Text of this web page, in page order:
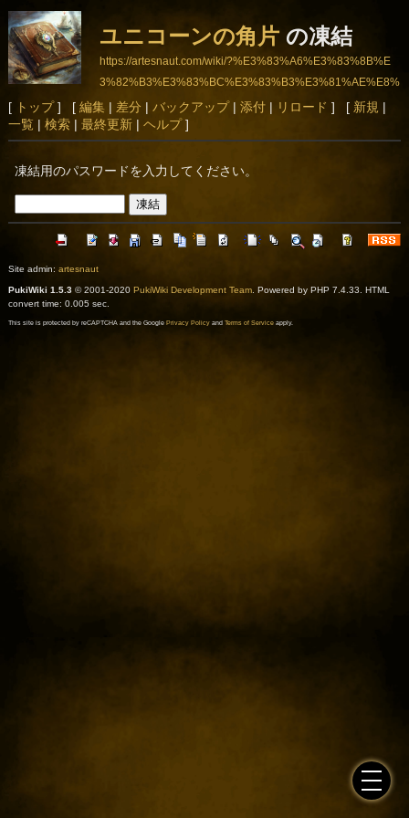
ユニコーンの角片の凍結
https://artesnaut.com/wiki/?%E3%83%A6%E3%83%8B%E
3%82%B3%E3%83%BC%E3%83%B3%E3%81%AE%E8%
A7%92%E7%89%87
[ トップ] [ 編集| 差分 | バックアップ| 添付| リロード ] [ 新規 |
一覧 | 検索| 最終更新| ヘルプ]
凍結用のパスワードを入力してください。
Site admin: artesnaut
PukiWiki 1.5.3© 2001-2020 PukiWiki Development Team. Powered by PHP 7.4.33. HTML
convert time: 0.005 sec.
This site is protected by reCAPTCHA and the Google Privacy Policyand Terms of Serviceapply.